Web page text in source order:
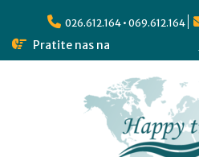
026.612.164 • 069.612.164
Pratite nas na